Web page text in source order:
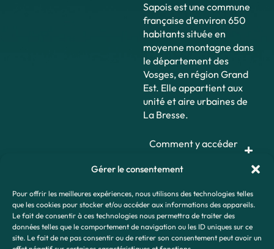
Gérer le consentement
Pour offrir les meilleures expériences, nous utilisons des technologies telles
que les cookies pour stocker et/ou accéder aux informations des appareils.
Le fait de consentir à ces technologies nous permettra de traiter des
données telles que le comportement de navigation ou les ID uniques sur ce
site. Le fait de ne pas consentir ou de retirer son consentement peut avoir un
Sapois est une commune
française d’environ 650
habitants située en
moyenne montagne dans
le département des
Vosges, en région Grand
Est. Elle appartient aux
unité et aire urbaines de
La Bresse.
Comment y accéder